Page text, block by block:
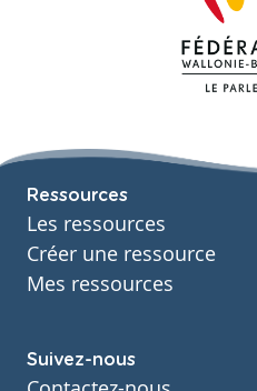
Ressources
Les ressources
Créer une ressource
Mes ressources
Suivez-nous